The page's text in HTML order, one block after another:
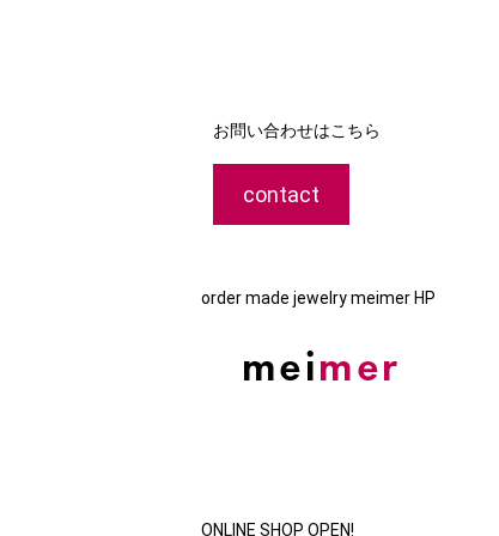
お問い合わせはこちら
contact
order made jewelry meimer HP
ONLINE SHOP OPEN!